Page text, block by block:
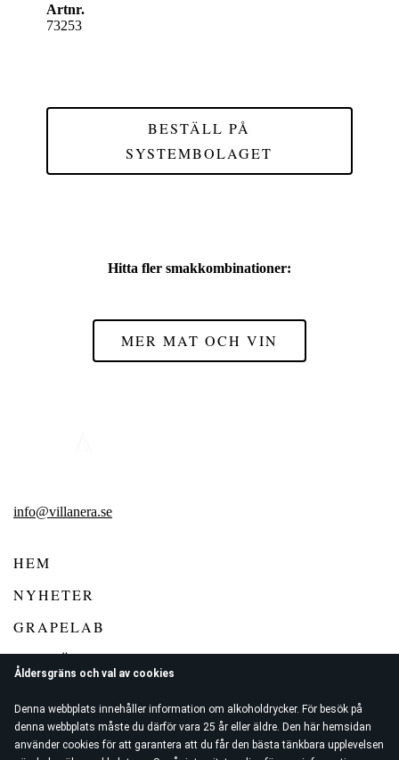
Åldersgräns och val av cookies
Denna webbplats innehåller information om alkoholdrycker. För besök på
denna webbplats måste du därför vara 25 år eller äldre. Den här hemsidan
använder cookies för att garantera att du får den bästa tänkbara upplevelsen
Artnr.
73253
BESTÄLL PÅ
SYSTEMBOLAGET
Hitta fler smakkombinationer:
MER MAT OCH VIN
info@villanera.se
HEM
NYHETER
GRAPELAB
VIN FÖR KONSUMENT
VILLA NERA WINE CLUB